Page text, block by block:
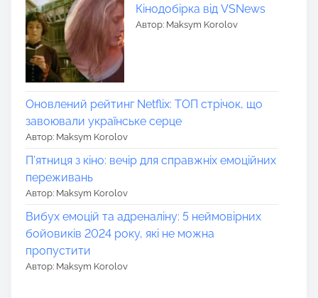
Кінодобірка від VSNews
Автор: Maksym Korolov
Оновлений рейтинг Netflix: ТОП стрічок, що
завоювали українське серце
Автор: Maksym Korolov
П’ятниця з кіно: вечір для справжніх емоційних
переживань
Автор: Maksym Korolov
Вибух емоцій та адреналіну: 5 неймовірних
бойовиків 2024 року, які не можна
пропустити
Автор: Maksym Korolov